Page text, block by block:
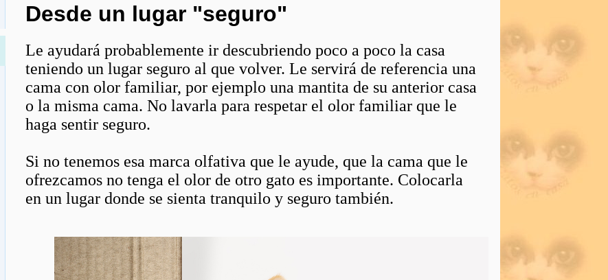
Desde un lugar "seguro"
Le ayudará probablemente ir descubriendo poco a poco la casa
teniendo un lugar seguro al que volver. Le servirá de referencia una
cama con olor familiar, por ejemplo una mantita de su anterior casa
o la misma cama. No lavarla para respetar el olor familiar que le
haga sentir seguro.
Si no tenemos esa marca olfativa que le ayude, que la cama que le
ofrezcamos no tenga el olor de otro gato es importante. Colocarla
en un lugar donde se sienta tranquilo y seguro también.